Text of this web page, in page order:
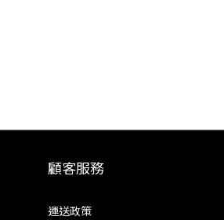
顧客服務
運送政策